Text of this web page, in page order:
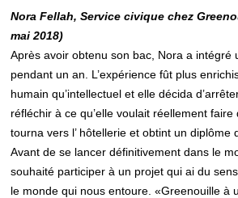
Nora Fellah, Service civique chez
mai 2018)
Après avoir obtenu son bac, Nora a intégré
pendant un an. L’expérience fût plus
humain qu’intellectuel et elle décida
réfléchir à ce qu’elle voulait réellement faire
tourna vers l’ hôtellerie et obtint un diplôme
Avant de se lancer définitivement dans le
souhaité participer à un projet qui ai du
le monde qui nous entoure. «Greenouille à